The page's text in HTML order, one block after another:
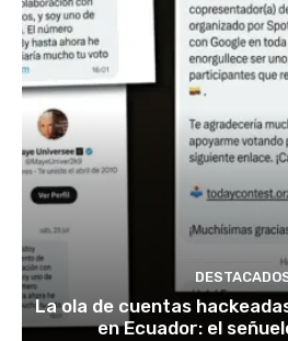
La ola de cuentas
en Ecuador: el